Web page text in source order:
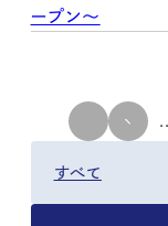
すべて
ープン〜